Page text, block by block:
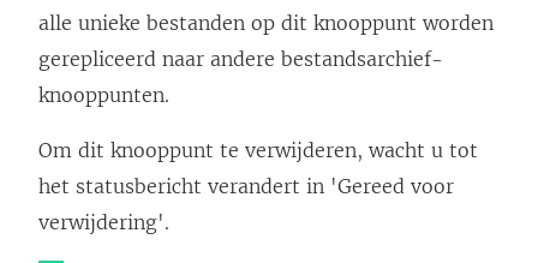
alle unieke bestanden op dit knooppunt worden
gerepliceerd naar andere bestandsarchief-
knooppunten.
Om dit knooppunt te verwijderen, wacht u tot
het statusbericht verandert in 'Gereed voor
verwijdering'.